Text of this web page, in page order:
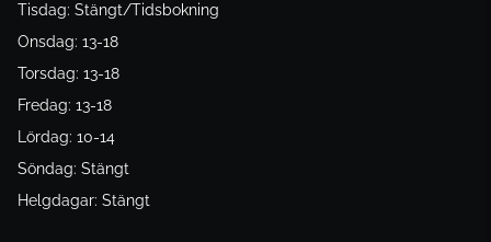
Tisdag: Stängt/Tidsbokning
Onsdag: 13-18
Torsdag: 13-18
Fredag: 13-18
Lördag: 10-14
Söndag: Stängt
Helgdagar: Stängt